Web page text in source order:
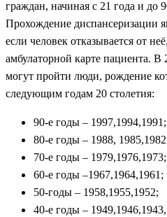
граждан, начиная с 21 года и до
Прохождение диспансеризации
если человек отказывается от
амбулаторной карте пациента.
могут пройти люди, рождение
следующим годам 20 столетия:
90-е годы – 1997,1994,1991;
80-е годы – 1988,
70-е годы –
60-е годы –1967,1964,1961;
50-годы – 1958,1955,1952;
40-е годы –